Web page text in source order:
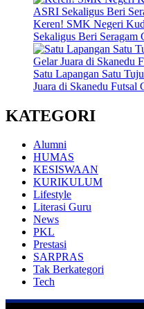
Keren! SMK Negeri
Sekaligus Beri Seragam
Satu Lapangan Satu
Juara di Skanedu Futsal
KATEGORI
Alumni
HUMAS
KESISWAAN
KURIKULUM
Lifestyle
Literasi Guru
News
PKL
Prestasi
SARPRAS
Tak Berkategori
Tech